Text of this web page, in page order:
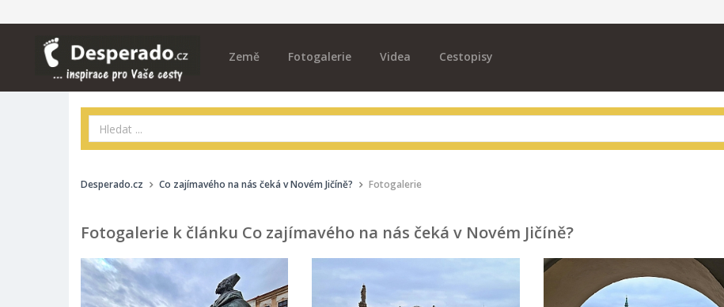
Země Fotogalerie Videa Cestopisy
Desperado.cz Co zajímavého na nás čeká v Novém Jičíně? Fotogalerie
Fotogalerie k článku Co zajímavého na nás čeká v Novém Jičíně?